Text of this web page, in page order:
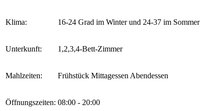
Klima: 16-24 Grad im Winter und 24-37 im Sommer
Unterkunft: 1,2,3,4-Bett-Zimmer
Mahlzeiten: Frühstück Mittagessen Abendessen
Öffnungszeiten: 08:00 - 20:00